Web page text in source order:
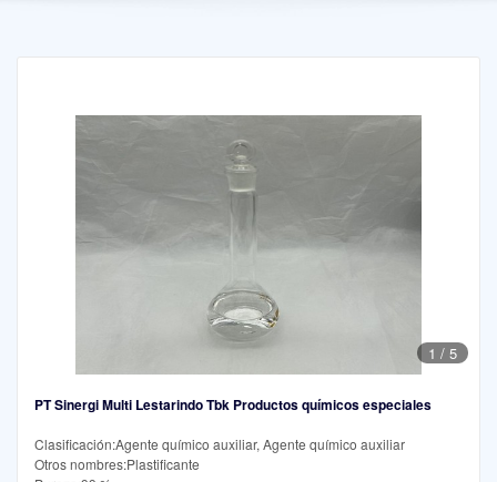
1 / 5
PT Sinergi Multi Lestarindo Tbk Productos químicos especiales
Clasificación:Agente químico auxiliar, Agente químico auxiliar
Otros nombres:Plastificante